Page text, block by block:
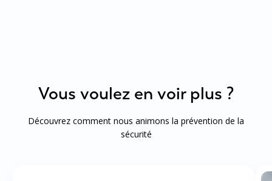
Vous voulez en voir plus ?
Découvrez comment nous animons la prévention de la
sécurité